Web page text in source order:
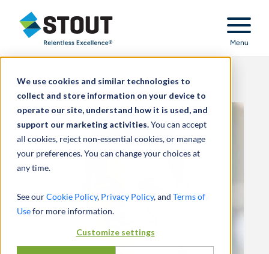
We use cookies and similar technologies to
collect and store information on your device to
operate our site, understand how it is used, and
support our marketing activities.You can accept
all cookies, reject non-essential cookies, or manage
your preferences. You can change your choices at
any time.
See ourCookie Policy, Privacy Policy, and Terms of
Usefor more information.
Customize settings
Stout Relentless Excellence
Menu